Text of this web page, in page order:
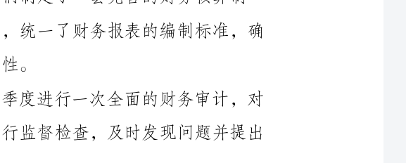
确了各岗位的工作职责，避免了岗位交叉和责任模糊，提高了工